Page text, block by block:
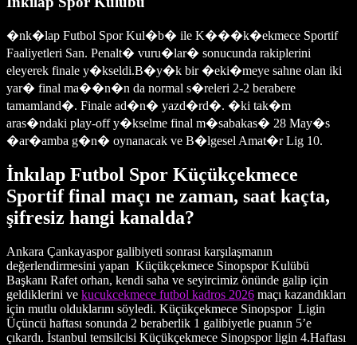
�nk�lap Futbol Spor Kul�b� ile K���k�ekmece Sportif
Faaliyetleri San. Penalt� vuru�lar� sonucunda rakiplerini
eleyerek finale y�kseldi.B�y�k bir �eki�meye sahne olan iki
yar� final ma��n�n da normal s�releri 2-2 berabere
tamamland�. Finale ad�n� yazd�rd�. �ki tak�m
aras�ndaki play-off y�kselme final m�sabakas� 28 May�s
�ar�amba g�n� oynanacak ve B�lgesel Amat�r Lig 10.
İnkılap Futbol Spor Küçükçekmece
Sportif final maçı ne zaman, saat kaçta,
şifresiz hangi kanalda?
Ankara Çankayaspor galibiyeti sonrası karşılaşmanın
değerlendirmesini yapan Küçükçekmece Sinopspor Kulübü
Başkanı Rafet orhan, kendi saha ve seyircimiz önünde galip için
geldiklerini ve kucukcekmece futbol kadros 2026 maçı kazandıkları
için mutlu olduklarını söyledi. Küçükçekmece Sinopspor Ligin
Üçüncü haftası sonunda 2 beraberlik 1 galibiyetle puanın 5’e
çıkardı. İstanbul temsilcisi Küçükçekmece Sinopspor ligin 4.Haftası